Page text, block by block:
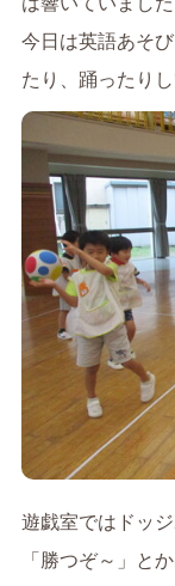
今日は英語あそ
たり、踊ったり
遊戯室ではドッ
「勝つぞ～」と